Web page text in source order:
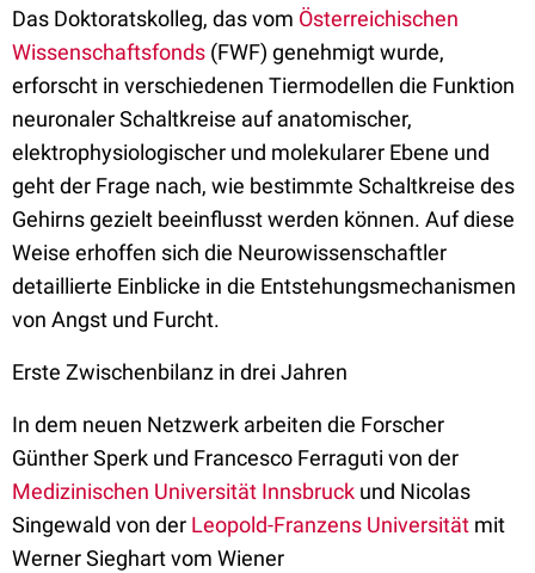
Das Doktoratskolleg, das vom Österreichischen
Wissenschaftsfonds (FWF) genehmigt wurde,
erforscht in verschiedenen Tiermodellen die Funktion
neuronaler Schaltkreise auf anatomischer,
elektrophysiologischer und molekularer Ebene und
geht der Frage nach, wie bestimmte Schaltkreise des
Gehirns gezielt beeinflusst werden können. Auf diese
Weise erhoffen sich die Neurowissenschaftler
detaillierte Einblicke in die Entstehungsmechanismen
von Angst und Furcht.
Erste Zwischenbilanz in drei Jahren
In dem neuen Netzwerk arbeiten die Forscher
Günther Sperk und Francesco Ferraguti von der
Medizinischen Universität Innsbruck und Nicolas
Singewald von der Leopold-Franzens Universität mit
Werner Sieghart vom Wiener